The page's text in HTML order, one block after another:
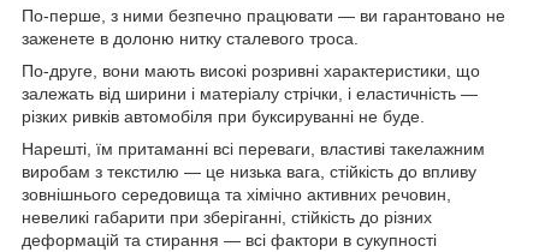
По-перше, з ними безпечно працювати — ви гарантовано не
заженете в долоню нитку сталевого троса.
По-друге, вони мають високі розривні характеристики, що
залежать від ширини і матеріалу стрічки, і еластичність —
різких ривків автомобіля при буксируванні не буде.
Нарешті, їм притаманні всі переваги, властиві такелажним
виробам з текстилю — це низька вага, стійкість до впливу
зовнішнього середовища та хімічно активних речовин,
невеликі габарити при зберіганні, стійкість до різних
деформацій та стирання — всі фактори в сукупності